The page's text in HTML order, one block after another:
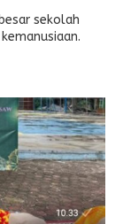
sekolah